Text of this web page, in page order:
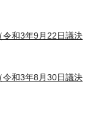
令和3年9月22日議決
令和3年8月30日議決